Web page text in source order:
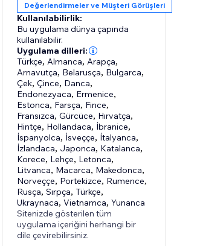
Değerlendirmeler ve Müşteri Görüşleri
Kullanılabilirlik:
Bu uygulama dünya çapında
kullanılabilir.
Uygulama dilleri:
Türkçe, Almanca, Arapça,
Arnavutça, Belarusça, Bulgarca,
Çek,Çince, Danca,
Endonezyaca, Ermenice,
Estonca, Farsça, Fince,
Fransızca,Gürcüce, Hırvatça,
Hintçe, Hollandaca, İbranice,
İspanyolca, İsveççe, İtalyanca,
İzlandaca, Japonca, Katalanca,
Korece, Lehçe, Letonca,
Litvanca, Macarca, Makedonca,
Norveççe, Portekizce, Rumence,
Rusça,Sırpça,Türkçe,
Ukraynaca,Vietnamca,Yunanca
Sitenizde gösterilen tüm
uygulama içeriğini herhangi bir
dile çevirebilirsiniz.